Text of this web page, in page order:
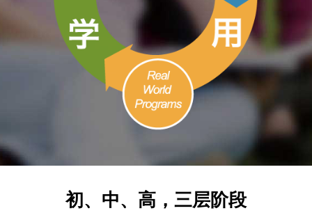
初、中、高，三层阶段